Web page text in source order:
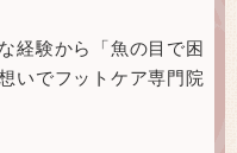
経験から「魚の目で困
いでフットケア専門院